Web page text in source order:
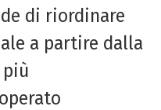
di riordinare
a partire dalla